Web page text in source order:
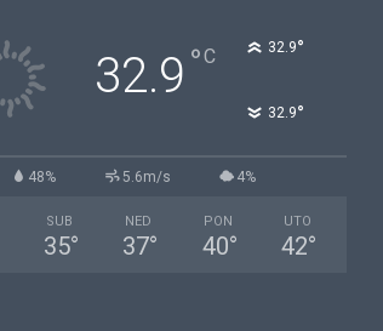
32.9 °C 32.9°
32.9°
48% 5.6m/s 4%
SUB
35°
NED
37°
PON
40°
UTO
42°